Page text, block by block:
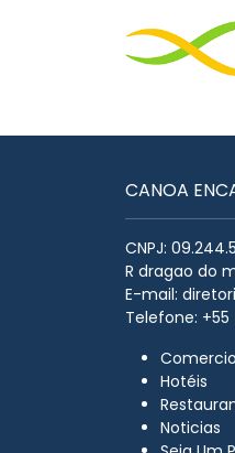
CANOA
CNPJ:
R dragao do
E-mail:
Telefone:
Hotéis
Noticias